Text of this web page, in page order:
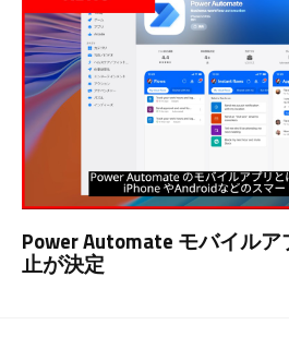
Power Automate モバイル
止が決定